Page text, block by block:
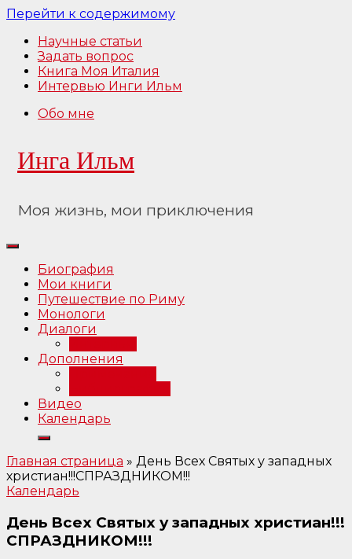
Перейти к содержимому
Научные статьи
Задать вопрос
Книга Моя Италия
Интервью Инги Ильм
Обо мне
Инга Ильм
Моя жизнь, мои приключения
Биография
Мои книги
Путешествие по Риму
Монологи
Диалоги
Дополнения
Видео
Календарь
Главная страница » День Всех Святых у западных
христиан!!!СПРАЗДНИКОМ!!!
Календарь
День Всех Святых у западных христиан!!!
СПРАЗДНИКОМ!!!